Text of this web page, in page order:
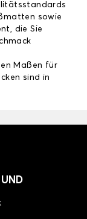
sowie
die Sie
Maßen für
sind in